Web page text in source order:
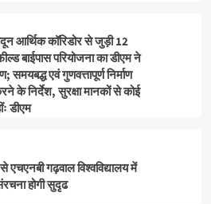
आर्थिक कॉरिडोर से जुड़ी 12
बाईपास परियोजना का डीएम ने
समयबद्ध एवं गुणवत्तापूर्ण निर्माण
के निर्देश, सुरक्षा मानकों से कोई
डीएम
गढ़वाल विश्वविद्यालय में
होगी सुदृढ